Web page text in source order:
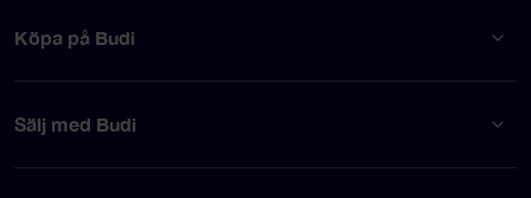
Köpa på Budi
Sälj med Budi